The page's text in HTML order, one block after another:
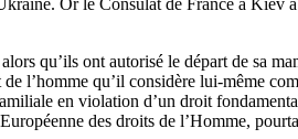
qu’ils ont autorisé le départ de sa
l’homme qu’il considère lui-même
en violation d’un droit
des droits de l’Homme,